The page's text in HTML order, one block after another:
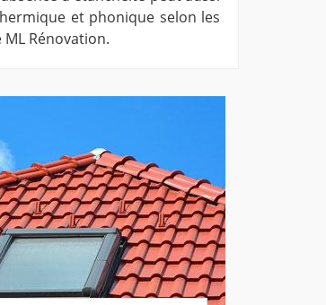
et phonique selon les
Rénovation.